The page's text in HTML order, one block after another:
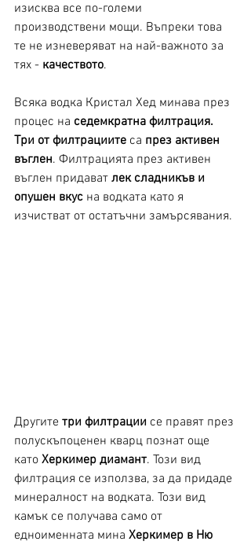
изисква все по-големи
производствени мощи. Въпреки това
те не изневеряват на най-важното за
тях - качеството.
Всяка водка Кристал Хед минава през
процес на седемкратна филтрация.
Три от филтрациите са през активен
въглен. Филтрацията през активен
въглен придават лек сладникъв и
опушен вкус на водката като я
изчистват от остатъчни замърсявания.
Другите три филтрации се правят през
полускъпоценен кварц познат още
като Херкимер диамант. Този вид
филтрация се използва, за да придаде
минералност на водката. Този вид
камък се получава само от
едноименната мина Херкимер в Ню